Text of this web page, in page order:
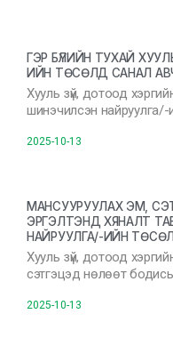
ГЭР БҮЛИЙН ТУХАЙ
ИЙН ТӨСӨЛД САНАЛ
Хууль зүй, дотоод
шинэчилсэн
2025-10-13
МАНСУУРУУЛАХ ЭМ,
ЭРГЭЛТЭНД ХЯНАЛТ
НАЙРУУЛГА/-ИЙН
Хууль зүй, дотоод
сэтгэцэд нөлөөт
2025-10-13